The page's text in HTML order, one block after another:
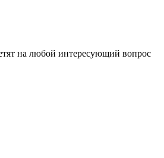
на любой интересующий вопрос